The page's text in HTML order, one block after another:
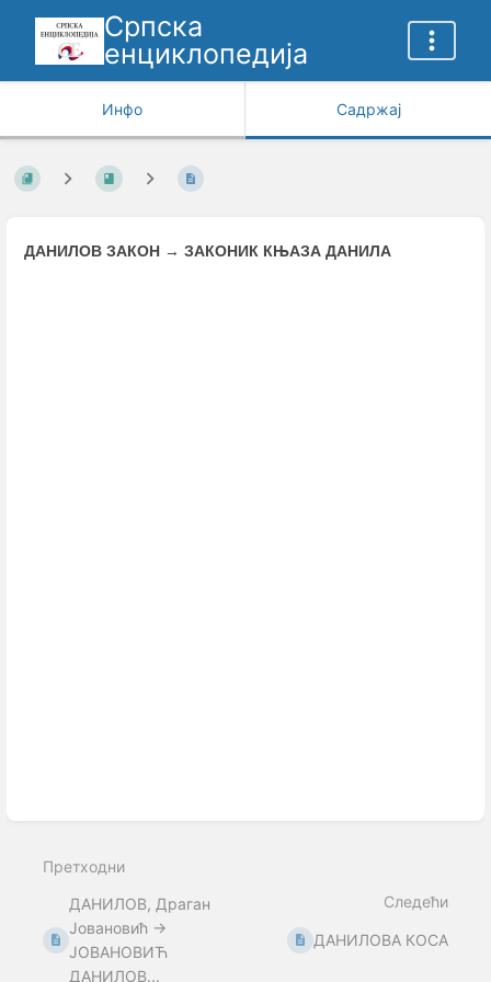
Српска
енциклопедија
Инфо Садржај
ДАНИЛОВ ЗАКОН → ЗАКОНИК КЊАЗА ДАНИЛА
Претходни
ДАНИЛОВ, Драган
Јовановић →
ЈОВАНОВИЋ
ДАНИЛОВ...
Следећи
ДАНИЛОВА КОСА